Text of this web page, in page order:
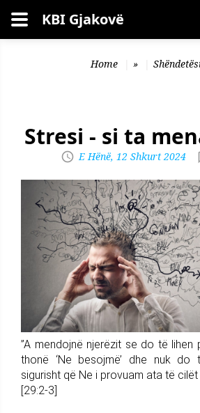
Kërko KBI Gjakovë
Home »
Stresi - si ta
E Hënë, 12 Shkurt 2024
”A mendojnë njerëzit se do të lihen
thonë ‘Ne besojmë’ dhe nuk do
sigurisht që Ne i provuam ata të cilët
[29:2-3]